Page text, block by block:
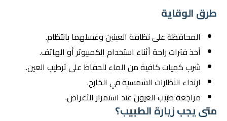
طرق الوقاية
المحافظة على نظافة العينين وغسلهما بانتظام.
أخذ فترات راحة أثناء استخدام الكمبيوتر أو الهاتف.
شرب كميات كافية من الماء للحفاظ على ترطيب العين.
ارتداء النظارات الشمسية في الخارج.
مراجعة طبيب العيون عند استمرار الأعراض.
متى يجب زيارة الطبيب؟